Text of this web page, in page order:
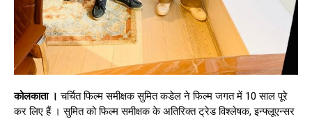
कोलकाता । चर्चित फिल्म समीक्षक सुमित कडेल ने फिल्म जगत में 10 साल पूरे
कर लिए हैं । सुमित को फिल्म समीक्षक के अतिरिक्त ट्रेड विश्लेषक, इन्फ्लूएन्सर